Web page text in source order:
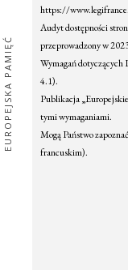
EUROPEJSKA PAMIĘĆ
https://
Audyt dostępności
przeprowadzony w
Wymagań
4.1).
Publikacja
tymi wymaganiami.
Mogą Państwo
francuskim).